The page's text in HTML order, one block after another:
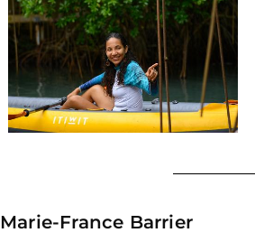
Marie-France Barrier​